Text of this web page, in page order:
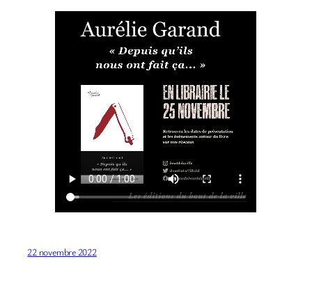
22 novembre 2022